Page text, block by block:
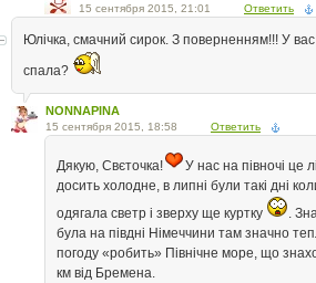
15 сентября 2015, 21:01 Ответить
Юлічка, смачний сирок. З поверненням!!! У
спала?
NONNAPINA
15 сентября 2015, 18:58 Ответить
Дякую, Свєточка!
У нас на півночі це
досить холодне, в липні були такі дні
одягала светр і зверху ще куртку
.
була на півдні Німеччини там значно
погоду «робить» Північне море, що
км від Бремена.